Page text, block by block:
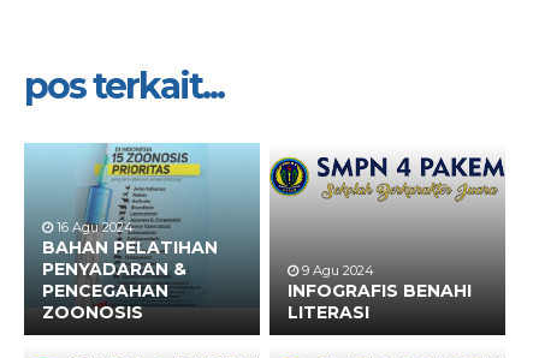
pos terkait...
16 Agu 2024
BAHAN PELATIHAN
PENYADARAN &
PENCEGAHAN
ZOONOSIS
9 Agu 2024
INFOGRAFIS BENAHI
LITERASI